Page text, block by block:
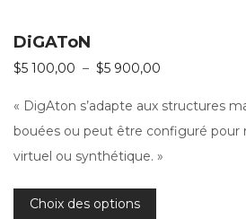
DiGAToN
$5 100,00 – $5 900,00
« DigAton s’adapte aux structures
bouées ou peut être configuré pour
virtuel ou synthétique. »
Choix des options